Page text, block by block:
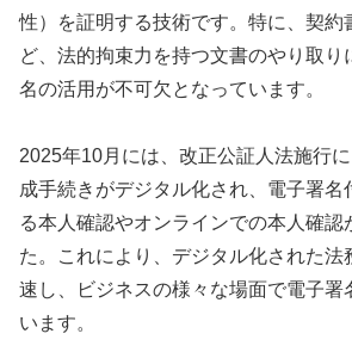
性）を証明する技術です。特に、契約
ど、法的拘束力を持つ文書のやり取り
名の活用が不可欠となっています。
2025年10月には、改正公証人法施行
成手続きがデジタル化され、電子署名
る本人確認やオンラインでの本人確認
た。これにより、デジタル化された法
速し、ビジネスの様々な場面で電子署
います。